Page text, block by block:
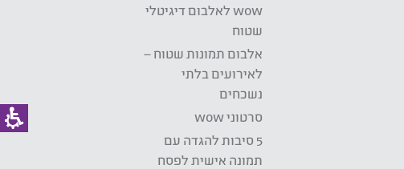
wow לאלבום דיגיטלי
שטוח
אלבום תמונות שטוח –
לאירועים בלתי
נשכחים
סרטוני wow
5 סיבות להגדה עם
תמונה אישית לפסח